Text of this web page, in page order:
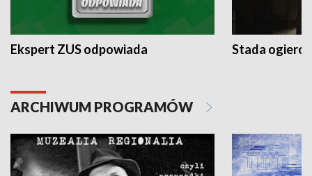
Ekspert ZUS odpowiada Stada
ARCHIWUM PROGRAMÓW